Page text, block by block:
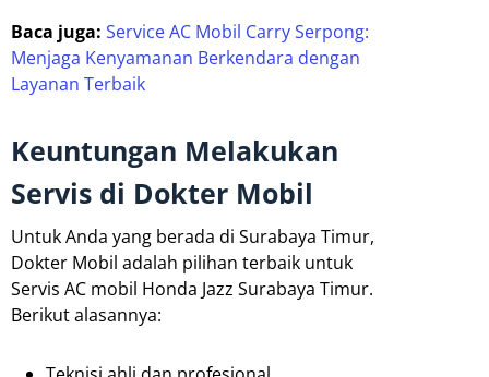
Baca juga: Service AC Mobil Carry Serpong:
Menjaga Kenyamanan Berkendara dengan
Layanan Terbaik
Keuntungan Melakukan
Servis di Dokter Mobil
Untuk Anda yang berada di Surabaya Timur,
Dokter Mobil adalah pilihan terbaik untuk
Servis AC mobil Honda Jazz Surabaya Timur.
Berikut alasannya: